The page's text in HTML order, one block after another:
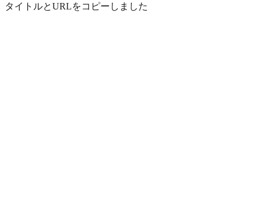
タイトルとURLをコピーしました